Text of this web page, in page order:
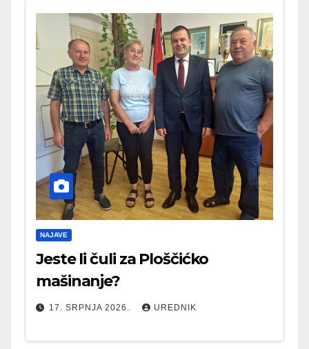
NAJAVE
Jeste li čuli za Ploščićko
mašinanje?
17. SRPNJA 2026. UREDNIK